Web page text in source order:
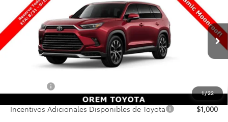
1/22
Limited
VIN:5TDADAB55TS33G479Valores:33G479Modelo:6730
En Producción Int.
PRECIO FINAL
Less
MSRP inicial:
$64,001
$64,500
Incentivos Adicionales Disponibles de Toyota $1,000